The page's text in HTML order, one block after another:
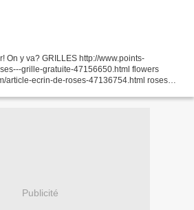
On y va? GRILLES http://www.points-
grille-gratuite-47156650.html flowers
article-ecrin-de-roses-47136754.html roses
Publicité